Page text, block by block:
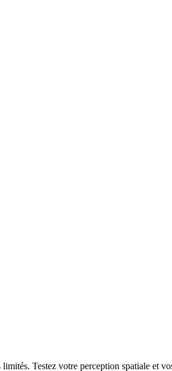
Testez votre perception spatiale et